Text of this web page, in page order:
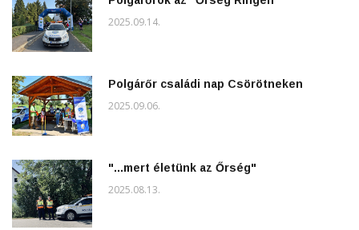
2025.09.14.
Polgárőr családi nap Csörötneken
2025.09.06.
"...mert életünk az Őrség"
2025.08.13.